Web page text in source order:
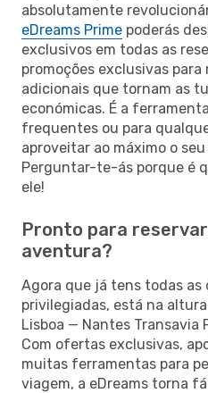
absolutamente
eDreams Prime poderás
exclusivos em todas as
promoções exclusivas
adicionais que tornam as
económicas. É a
frequentes ou para
aproveitar ao máximo o
Perguntar-te-ás porque é
ele!
Pronto para
aventura?
Agora que já tens todas as
privilegiadas, está na
Lisboa — Nantes Transavia
Com ofertas exclusivas,
muitas ferramentas para
viagem, a eDreams torna